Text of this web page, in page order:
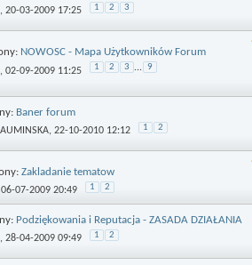
, 20-03-2009 17:25 1 2 3
NOWOSC - Mapa Użytkowników Forum
, 02-09-2009 11:25 1 2 3 ... 9
Baner forum
, 22-10-2010 12:12 1 2
Zakladanie tematow
06-07-2009 20:49 1 2
Podziękowania i Reputacja - ZASADA DZIAŁANIA
, 28-04-2009 09:49 1 2